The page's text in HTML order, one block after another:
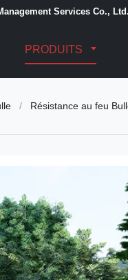
Services Co., Ltd.
PRODUITS
/ Résistance au feu